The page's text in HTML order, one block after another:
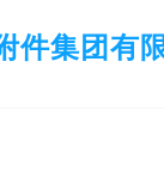
件集团有